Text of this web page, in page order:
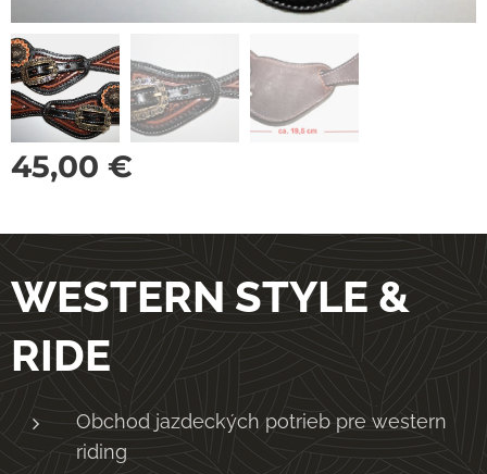
45,00 €
WESTERN STYLE &
RIDE
Obchod jazdeckých potrieb pre western
riding